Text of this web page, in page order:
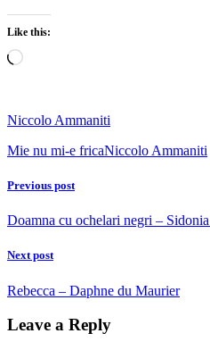
Like this:
Loading…
Niccolo Ammaniti
Mie nu mi-e fricaNiccolo Ammaniti
Previous post
Doamna cu ochelari negri –
Next post
Rebecca – Daphne du Maurier
Leave a Reply